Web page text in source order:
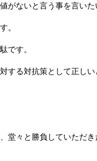
ないと言う事を言いた
。
です。
る対抗策として正しい
々と勝負していただき